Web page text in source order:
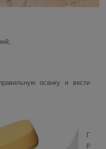
осанку и вести
Г
р